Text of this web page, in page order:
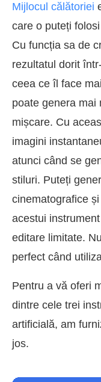
Mijlocul călătoriei
care o puteți
Cu funcția sa de
rezultatul dorit
ceea ce îl face
poate genera mai
mișcare. Cu
imagini
atunci când se
stiluri. Puteți
cinematografice
acestui
editare limitate.
perfect când
Pentru a vă oferi
dintre cele trei
artificială, am
jos.